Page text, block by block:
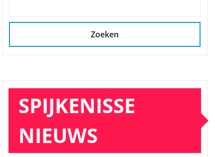
Zoeken
SPIJKENISSE
NIEUWS